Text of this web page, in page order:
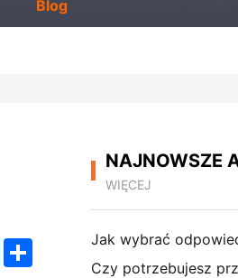
Blog
TwitterShare
NAJNOWSZE
WIĘCEJ